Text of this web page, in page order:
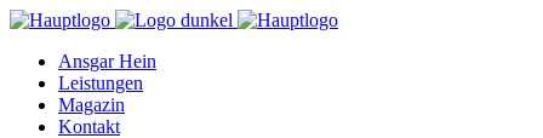
Ansgar Hein
Leistungen
Magazin
Kontakt